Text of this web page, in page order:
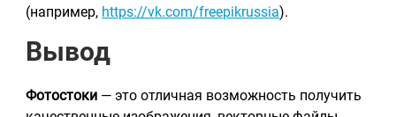
(например, https://vk.com/freepikrussia).
Вывод
Фотостоки — это отличная возможность получить